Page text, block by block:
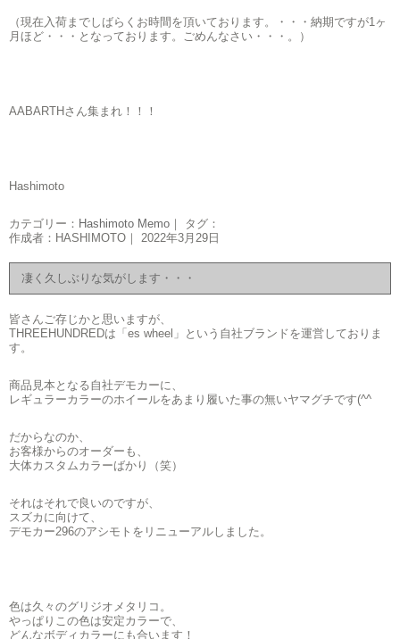
（現在入荷までしばらくお時間を頂いております。・・・納期ですが1ヶ
月ほど・・・となっております。ごめんなさい・・・。）
AABARTHさん集まれ！！！
Hashimoto
カテゴリー： Hashimoto Memo ｜ タグ：
作成者：HASHIMOTO｜ 2022年3月29日
凄く久しぶりな気がします・・・
皆さんご存じかと思いますが、
THREEHUNDREDは「es wheel」という自社ブランドを運営しておりま
す。
商品見本となる自社デモカーに、
レギュラーカラーのホイールをあまり履いた事の無いヤマグチです(^^ゞ
だからなのか、
お客様からのオーダーも、
大体カスタムカラーばかり（笑）
それはそれで良いのですが、
スズカに向けて、
デモカー296のアシモトをリニューアルしました。
色は久々のグリジオメタリコ。
やっぱりこの色は安定カラーで、
どんなボディカラーにも合います！